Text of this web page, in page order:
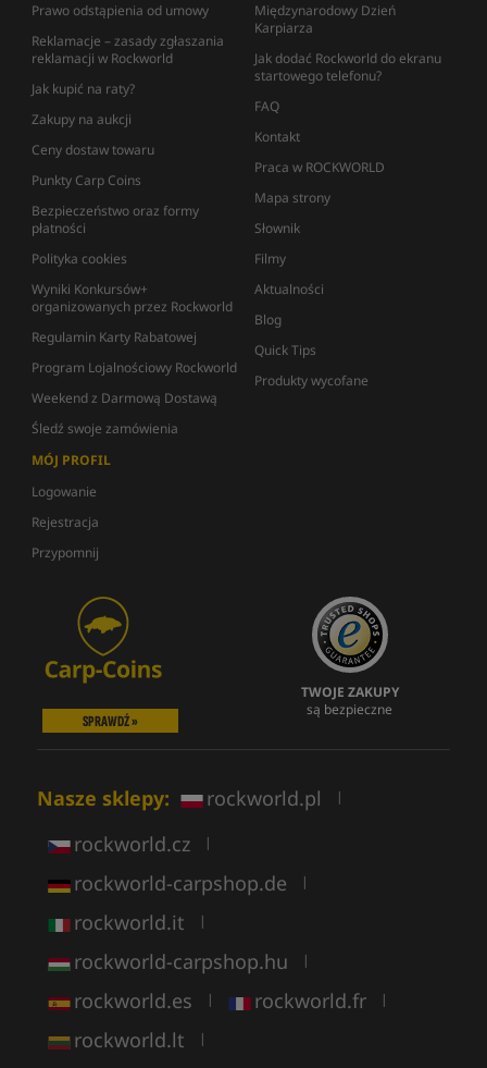
Prawo odstąpienia od umowy
Reklamacje – zasady zgłaszania
reklamacji w Rockworld
Jak kupić na raty?
Zakupy na aukcji
Ceny dostaw towaru
Punkty Carp Coins
Bezpieczeństwo oraz formy
płatności
Polityka cookies
Wyniki Konkursów+
organizowanych przez Rockworld
Regulamin Karty Rabatowej
Program Lojalnościowy Rockworld
Weekend z Darmową Dostawą
Śledź swoje zamówienia
Międzynarodowy Dzień
Karpiarza
Jak dodać Rockworld do ekranu
startowego telefonu?
FAQ
Kontakt
Praca w ROCKWORLD
Mapa strony
Słownik
Filmy
Aktualności
Blog
Quick Tips
Produkty wycofane
MÓJ PROFIL
Logowanie
Rejestracja
Przypomnij
SPRAWDŹ »
TWOJE ZAKUPY
są bezpieczne
Nasze sklepy: rockworld.pl |
rockworld.cz |
rockworld-carpshop.de |
rockworld.it |
rockworld-carpshop.hu |
rockworld.es | rockworld.fr |
rockworld.lt |